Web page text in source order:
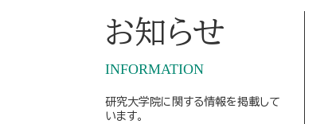
お知らせ
INFORMATION
研究大学院に関する情報を掲載して
います。